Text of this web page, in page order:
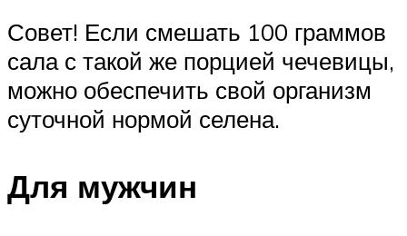
Совет! Если смешать 100 граммов
сала с такой же порцией чечевицы,
можно обеспечить свой организм
суточной нормой селена.
Для мужчин